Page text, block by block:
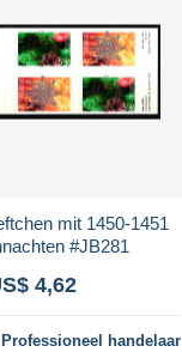
mit 1450-1451
#JB281
4,62
Professioneel handelaar